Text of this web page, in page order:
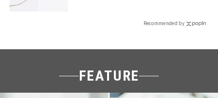
Recommended by
FEATURE